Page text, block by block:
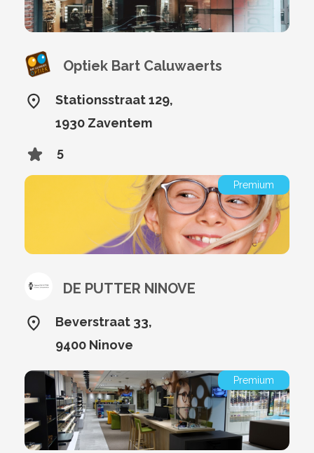
Optiek Bart Caluwaerts
Stationsstraat 129,
1930 Zaventem
5
Premium
DE PUTTER NINOVE
Beverstraat 33,
9400 Ninove
Premium